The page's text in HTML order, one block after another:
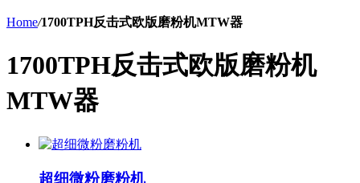
Home/1700TPH反击式欧版磨粉机MTW器
1700TPH反击式欧版磨粉机
MTW器
超细微粉磨粉机